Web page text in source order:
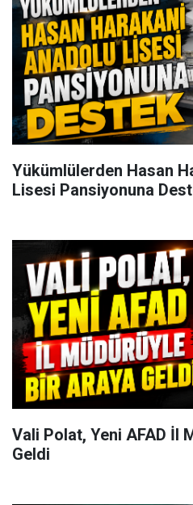
Yükümlülerden Hasan
Lisesi Pansiyonuna
Vali Polat, Yeni AFAD İl
Geldi